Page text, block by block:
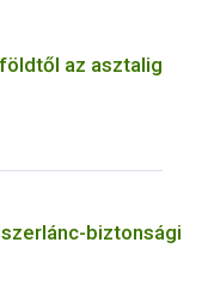
az asztalig
biztonsági